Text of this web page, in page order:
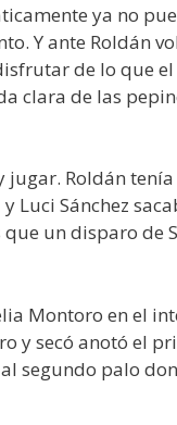
ya no
Y ante Roldán
de lo que
clara de las
Roldán
Sánchez
un disparo de
Montoro en el
secó anotó el
segundo palo